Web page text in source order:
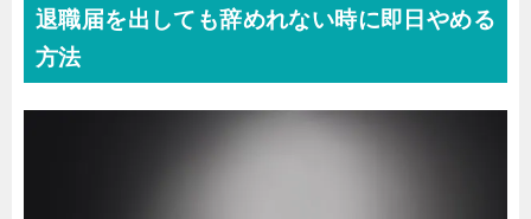
退職届を出しても辞めれない時に即日やめる
方法